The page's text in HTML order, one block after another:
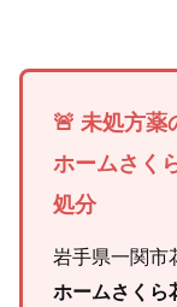
🚨 未処方薬
ホームさく
処分
岩手県一関市
ホームさくら